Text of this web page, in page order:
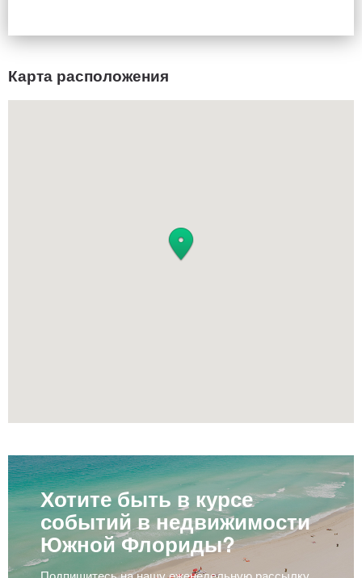
Карта расположения
Хотите быть в курсе
событий в недвижимости
Южной Флориды?